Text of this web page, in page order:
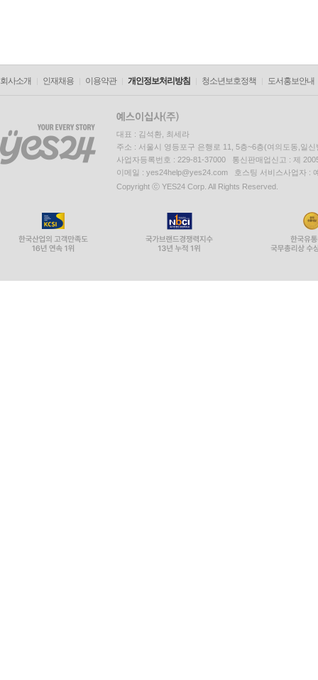
회사소개 인재채용 이용약관 개인정보처리방침 청소년보호정책 도서홍보안내
대표 : 김석환, 최세라
주소 : 서울시 영등포구 은행로 11, 5층~6층(여의도동,일신
사업자등록번호 : 229-81-37000 통신판매업신고 : 제
이메일 : yes24help@yes24.com 호스팅 서비스사업자 :
Copyright ⓒ YES24 Corp. All Rights Reserved.